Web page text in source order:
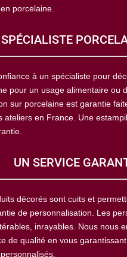
porcelaine.
SPÉCIALISTE
à un spécialiste pour
pour un usage alimentaire ou
sur porcelaine est garantie
ateliers en France. Une
UN SERVICE
décorés sont cuits et
de personnalisation. Les
inrayables. Nous nous
de qualité en vous